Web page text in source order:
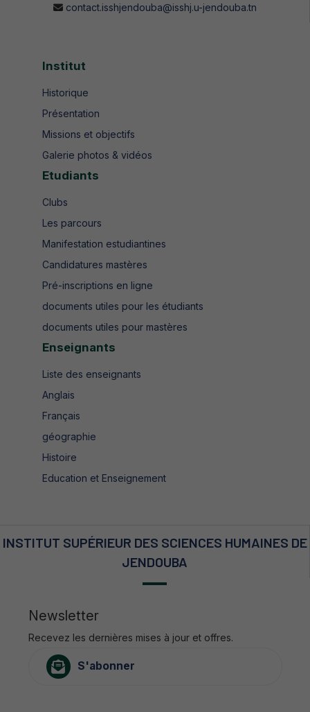
contact.isshjendouba@isshj.u-jendouba.tn
Institut
Historique
Présentation
Missions et objectifs
Galerie photos & vidéos
Etudiants
Clubs
Les parcours
Manifestation estudiantines
Candidatures mastères
Pré-inscriptions en ligne
documents utiles pour les étudiants
documents utiles pour mastères
Enseignants
Liste des enseignants
Anglais
Français
géographie
Histoire
Education et Enseignement
INSTITUT SUPÉRIEUR DES SCIENCES HUMAINES DE
JENDOUBA
Newsletter
Recevez les dernières mises à jour et offres.
S'abonner